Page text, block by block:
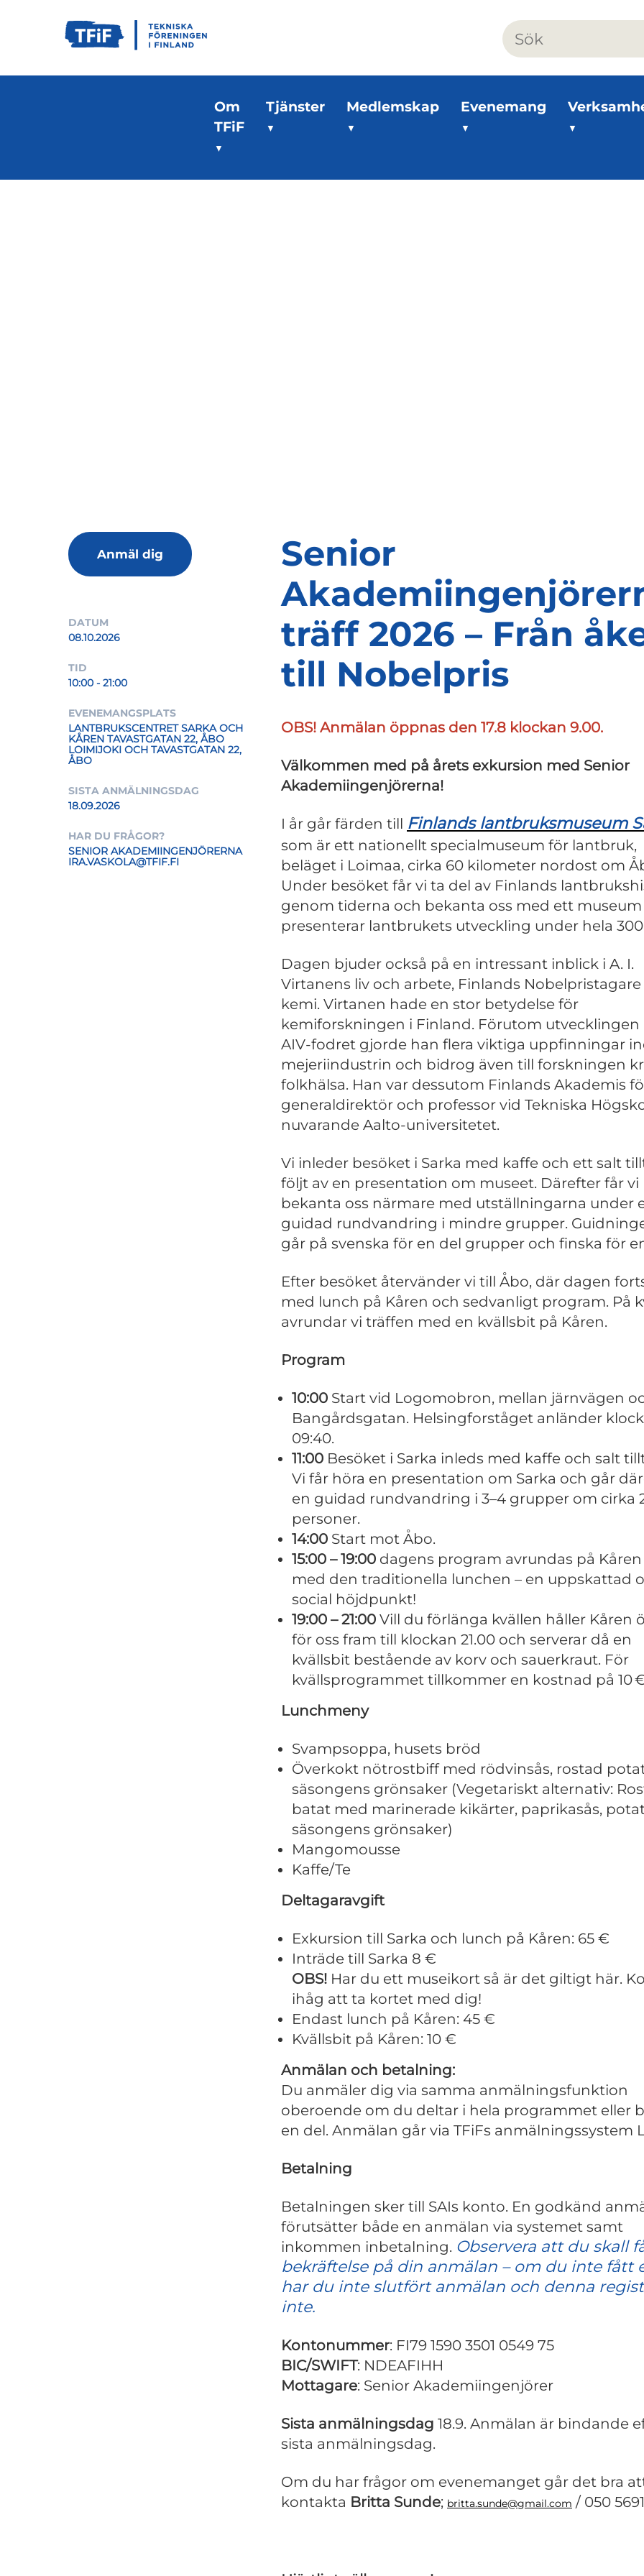
Om
TFiF
Tjänster Medlemskap Evenemang
Anmäl dig
DATUM
08.10.2026
TID
10:00 - 21:00
EVENEMANGSPLATS
LANTBRUKSCENTRET SARKA OCH
KÅREN TAVASTGATAN 22, ÅBO
LOIMIJOKI OCH TAVASTGATAN 22,
ÅBO
SISTA ANMÄLNINGSDAG
18.09.2026
HAR DU FRÅGOR?
SENIOR AKADEMIINGENJÖRERNA
IRA.VASKOLA@TFIF.FI
Senior
träff 2026 – Från
till Nobelpris
OBS! Anmälan öppnas den 17.8 klockan 9.00.
Välkommen med på årets exkursion med Senior
Akademiingenjörerna!
I år går färden till Finlands lantbruksmuseum
som är ett nationellt specialmuseum för lantbruk,
beläget i Loimaa, cirka 60 kilometer nordost om
Under besöket får vi ta del av Finlands
genom tiderna och bekanta oss med ett
presenterar lantbrukets utveckling under hela
Dagen bjuder också på en intressant inblick i A. I.
Virtanens liv och arbete, Finlands Nobelpristagare
kemi. Virtanen hade en stor betydelse för
kemiforskningen i Finland. Förutom utvecklingen
AIV-fodret gjorde han flera viktiga uppfinningar
mejeriindustrin och bidrog även till forskningen
folkhälsa. Han var dessutom Finlands Akademis
generaldirektör och professor vid Tekniska
nuvarande Aalto-universitetet.
Vi inleder besöket i Sarka med kaffe och ett salt
följt av en presentation om museet. Därefter får vi
bekanta oss närmare med utställningarna under
guidad rundvandring i mindre grupper.
går på svenska för en del grupper och finska för
Efter besöket återvänder vi till Åbo, där dagen
med lunch på Kåren och sedvanligt program. På
avrundar vi träffen med en kvällsbit på Kåren.
Program
10:00 Start vid Logomobron, mellan järnvägen
Bangårdsgatan. Helsingforståget anländer
09:40.
11:00 Besöket i Sarka inleds med kaffe och salt
Vi får höra en presentation om Sarka och går
en guidad rundvandring i 3–4 grupper om cirka
personer.
14:00 Start mot Åbo.
15:00 – 19:00 dagens program avrundas på Kåren
med den traditionella lunchen – en uppskattad
social höjdpunkt!
19:00 – 21:00 Vill du förlänga kvällen håller Kåren
för oss fram till klockan 21.00 och serverar då en
kvällsbit bestående av korv och sauerkraut. För
kvällsprogrammet tillkommer en kostnad på 10
Lunchmeny
Svampsoppa, husets bröd
Överkokt nötrostbiff med rödvinsås, rostad
säsongens grönsaker (Vegetariskt alternativ:
batat med marinerade kikärter, paprikasås,
säsongens grönsaker)
Mangomousse
Kaffe/Te
Deltagaravgift
Exkursion till Sarka och lunch på Kåren: 65 €
Inträde till Sarka 8 €
OBS! Har du ett museikort så är det giltigt här.
ihåg att ta kortet med dig!
Endast lunch på Kåren: 45 €
Kvällsbit på Kåren: 10 €
Anmälan och betalning:
Du anmäler dig via samma anmälningsfunktion
oberoende om du deltar i hela programmet eller
en del. Anmälan går via TFiFs anmälningssystem
Betalning
Betalningen sker till SAIs konto. En godkänd
förutsätter både en anmälan via systemet samt
inkommen inbetalning. Observera att du skall
bekräftelse på din anmälan – om du inte fått
har du inte slutfört anmälan och denna
inte.
Kontonummer: FI79 1590 3501 0549 75
BIC/SWIFT: NDEAFIHH
Mottagare: Senior Akademiingenjörer
Sista anmälningsdag 18.9. Anmälan är bindande
sista anmälningsdag.
Om du har frågor om evenemanget går det bra
kontakta Britta Sunde; britta.sunde@gmail.com / 050